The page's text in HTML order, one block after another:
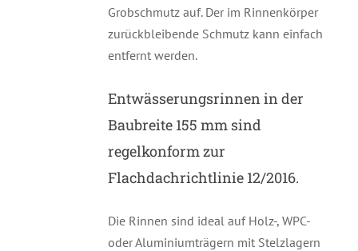
Grobschmutz auf. Der im Rinnenkörper
zurückbleibende Schmutz kann einfach
entfernt werden.
Entwässerungsrinnen in der
Baubreite 155 mm sind
regelkonform zur
Flachdachrichtlinie 12/2016.
Die Rinnen sind ideal auf Holz-, WPC-
oder Aluminiumträgern mit Stelzlagern